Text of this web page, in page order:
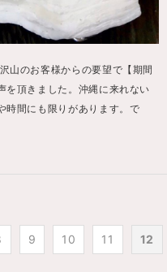
のお客様からの要望で【期間
を頂きました。沖縄に来れない
時間にも限りがあります。で
9 10 11 12